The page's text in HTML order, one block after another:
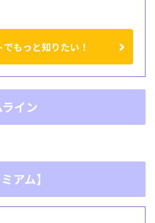
もっと知りたい！
イン
アム】